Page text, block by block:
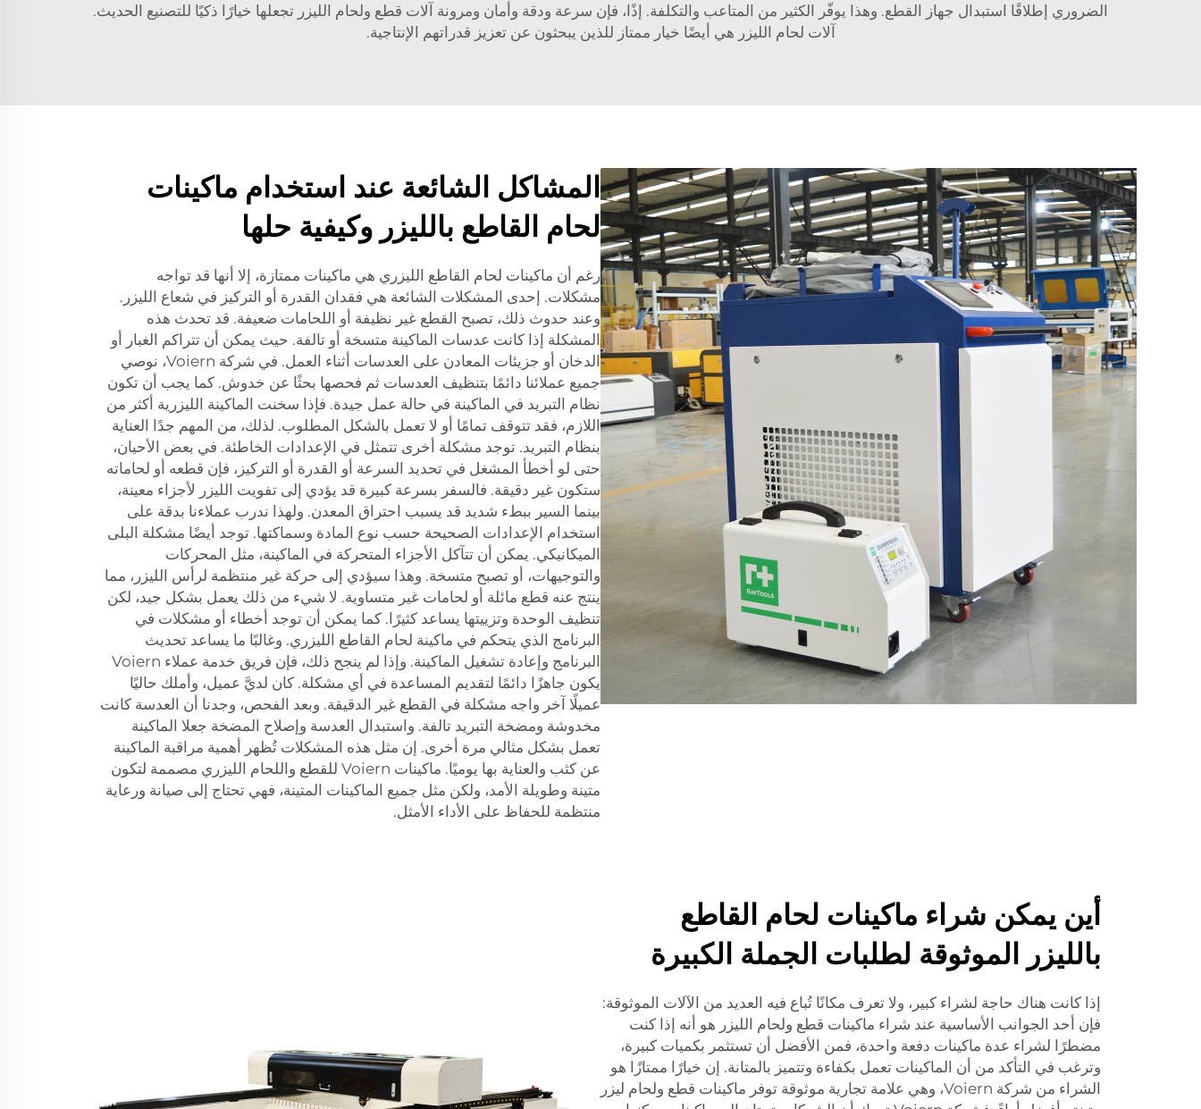
الضروري إطلاقًا استبدال جهاز القطع. وهذا يوفّر الكثير من المتاعب والتكلفة. إذًا، فإن سرعة ودقة وأمان ومرونة آلات قطع ولحام الليزر تجعلها خيارًا ذكيًا للتصنيع الحديث.
آلات لحام الليزر هي أيضًا خيار ممتاز للذين يبحثون عن تعزيز قدراتهم الإنتاجية.
المشاكل الشائعة عند استخدام ماكينات
لحام القاطع بالليزر وكيفية حلها
رغم أن ماكينات لحام القاطع الليزري هي ماكينات ممتازة، إلا أنها قد تواجه
مشكلات. إحدى المشكلات الشائعة هي فقدان القدرة أو التركيز في شعاع الليزر.
وعند حدوث ذلك، تصبح القطع غير نظيفة أو اللحامات ضعيفة. قد تحدث هذه
المشكلة إذا كانت عدسات الماكينة متسخة أو تالفة. حيث يمكن أن تتراكم الغبار أو
الدخان أو جزيئات المعادن على العدسات أثناء العمل. في شركة Voiern، نوصي
جميع عملائنا دائمًا بتنظيف العدسات ثم فحصها بحثًا عن خدوش. كما يجب أن تكون
نظام التبريد في الماكينة في حالة عمل جيدة. فإذا سخنت الماكينة الليزرية أكثر من
اللازم، فقد تتوقف تمامًا أو لا تعمل بالشكل المطلوب. لذلك، من المهم جدًا العناية
بنظام التبريد. توجد مشكلة أخرى تتمثل في الإعدادات الخاطئة. في بعض الأحيان،
حتى لو أخطأ المشغل في تحديد السرعة أو القدرة أو التركيز، فإن قطعه أو لحاماته
ستكون غير دقيقة. فالسفر بسرعة كبيرة قد يؤدي إلى تفويت الليزر لأجزاء معينة،
بينما السير ببطء شديد قد يسبب احتراق المعدن. ولهذا ندرب عملاءنا بدقة على
استخدام الإعدادات الصحيحة حسب نوع المادة وسماكتها. توجد أيضًا مشكلة البلى
الميكانيكي. يمكن أن تتآكل الأجزاء المتحركة في الماكينة، مثل المحركات
والتوجيهات، أو تصبح متسخة. وهذا سيؤدي إلى حركة غير منتظمة لرأس الليزر، مما
ينتج عنه قطع مائلة أو لحامات غير متساوية. لا شيء من ذلك يعمل بشكل جيد، لكن
تنظيف الوحدة وتزييتها يساعد كثيرًا. كما يمكن أن توجد أخطاء أو مشكلات في
البرنامج الذي يتحكم في ماكينة لحام القاطع الليزري. وغالبًا ما يساعد تحديث
البرنامج وإعادة تشغيل الماكينة. وإذا لم ينجح ذلك، فإن فريق خدمة عملاء Voiern
يكون جاهزًا دائمًا لتقديم المساعدة في أي مشكلة. كان لديَّ عميل، وأملك حاليًا
عميلًا آخر واجه مشكلة في القطع غير الدقيقة. وبعد الفحص، وجدنا أن العدسة كانت
مخدوشة ومضخة التبريد تالفة. واستبدال العدسة وإصلاح المضخة جعلا الماكينة
تعمل بشكل مثالي مرة أخرى. إن مثل هذه المشكلات تُظهر أهمية مراقبة الماكينة
عن كثب والعناية بها يوميًا. ماكينات Voiern للقطع واللحام الليزري مصممة لتكون
متينة وطويلة الأمد، ولكن مثل جميع الماكينات المتينة، فهي تحتاج إلى صيانة ورعاية
منتظمة للحفاظ على الأداء الأمثل.
أين يمكن شراء ماكينات لحام القاطع
بالليزر الموثوقة لطلبات الجملة الكبيرة
إذا كانت هناك حاجة لشراء كبير، ولا تعرف مكانًا تُباع فيه العديد من الآلات الموثوقة:
فإن أحد الجوانب الأساسية عند شراء ماكينات قطع ولحام الليزر هو أنه إذا كنت
مضطرًا لشراء عدة ماكينات دفعة واحدة، فمن الأفضل أن تستثمر بكميات كبيرة،
وترغب في التأكد من أن الماكينات تعمل بكفاءة وتتميز بالمتانة. إن خيارًا ممتازًا هو
الشراء من شركة Voiern، وهي علامة تجارية موثوقة توفر ماكينات قطع ولحام ليزر